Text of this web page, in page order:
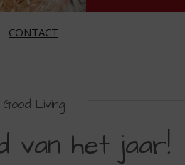
CONTACT
Good Living
van het jaar!